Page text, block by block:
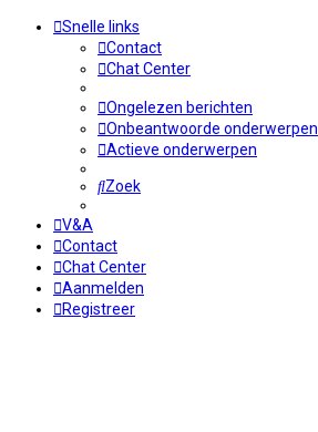
Snelle links
Contact
Chat Center
Ongelezen berichten
Onbeantwoorde onderwerpen
Actieve onderwerpen
Zoek
V&A
Contact
Chat Center
Aanmelden
Registreer